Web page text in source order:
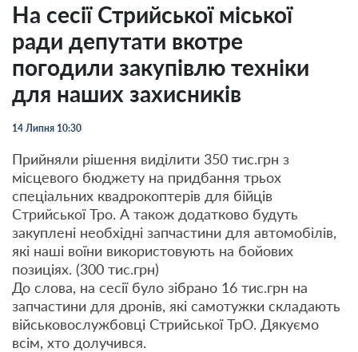
На сесії Стрийської міської
ради депутати вкотре
погодили закупівлю техніки
для наших захисників
14 Липня 10:30
Прийняли рішення виділити 350 тис.грн з
місцевого бюджету на придбання трьох
спеціальних квадрокоптерів для бійців
Стрийської Тро. А також додатково будуть
закуплені необхідні запчастини для автомобілів,
які наші воїни використовують на бойових
позиціях. (300 тис.грн)
До слова, на сесії було зібрано 16 тис.грн на
запчастини для дронів, які самотужки складають
військовослужбовці Стрийської ТрО. Дякуємо
всім, хто долучився.